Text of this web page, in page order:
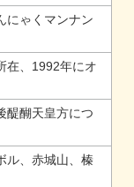
ゃくマンナン
在、1992年にオ
醍醐天皇方につ
ル、赤城山、榛